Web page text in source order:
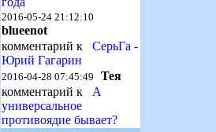
2016-05-24 21:12:10
blueenot
комментарий к СерьГа -
Юрий Гагарин
2016-04-28 07:45:49 Тея
комментарий к А
универсальное
противоядие бывает?